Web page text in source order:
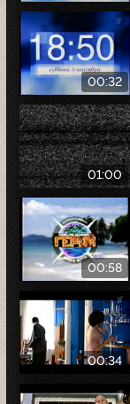
00:32
01:00
00:58
00:34